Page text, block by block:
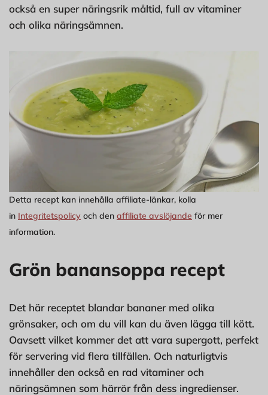
också en super näringsrik måltid, full av vitaminer
och olika näringsämnen.
Detta recept kan innehålla affiliate-länkar, kolla
in Integritetspolicy och den affiliate avslöjande för mer
information.
Grön banansoppa recept
Det här receptet blandar bananer med olika
grönsaker, och om du vill kan du även lägga till kött.
Oavsett vilket kommer det att vara supergott, perfekt
för servering vid flera tillfällen. Och naturligtvis
innehåller den också en rad vitaminer och
näringsämnen som härrör från dess ingredienser.